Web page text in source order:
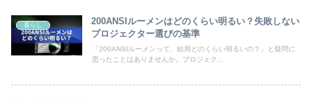
暮らし
200ANSIルーメンはどのくらい明るい？失敗しない
プロジェクター選びの基準
「200ANSIルーメンって、結局どのくらい明るいの？」と疑問に
思ったことはありませんか。プロジェク...